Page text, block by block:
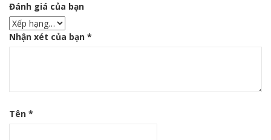
Đánh giá của bạn
Nhận xét của bạn *
Tên *